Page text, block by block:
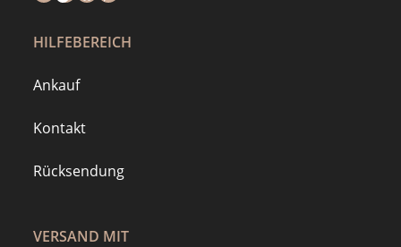
HILFEBEREICH
Ankauf
Kontakt
Rücksendung
VERSAND MIT